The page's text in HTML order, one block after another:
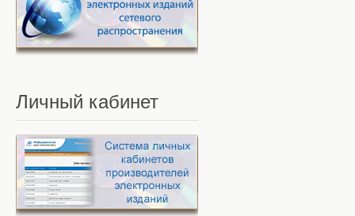
Личный кабинет